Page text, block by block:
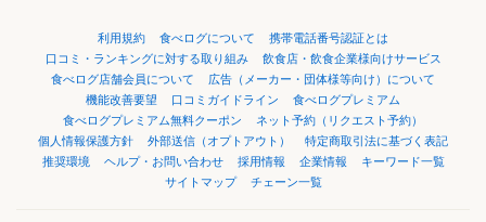
利用規約 食べログについて
携帯電話番号認証とは
口コミ・ランキングに対する取り組み
飲食店・飲食企業様向けサービス
食べログ店舗会員について
広告（メーカー・団体様等向け）について
機能改善要望
口コミガイドライン
食べログプレミアム
食べログプレミアム無料クーポン
ネット予約（リクエスト予約）
個人情報保護方針
外部送信（オプトアウト）
特定商取引法に基づく表記
推奨環境
ヘルプ・お問い合わせ 採用情報 企業情報
キーワード一覧
サイトマップ
チェーン一覧